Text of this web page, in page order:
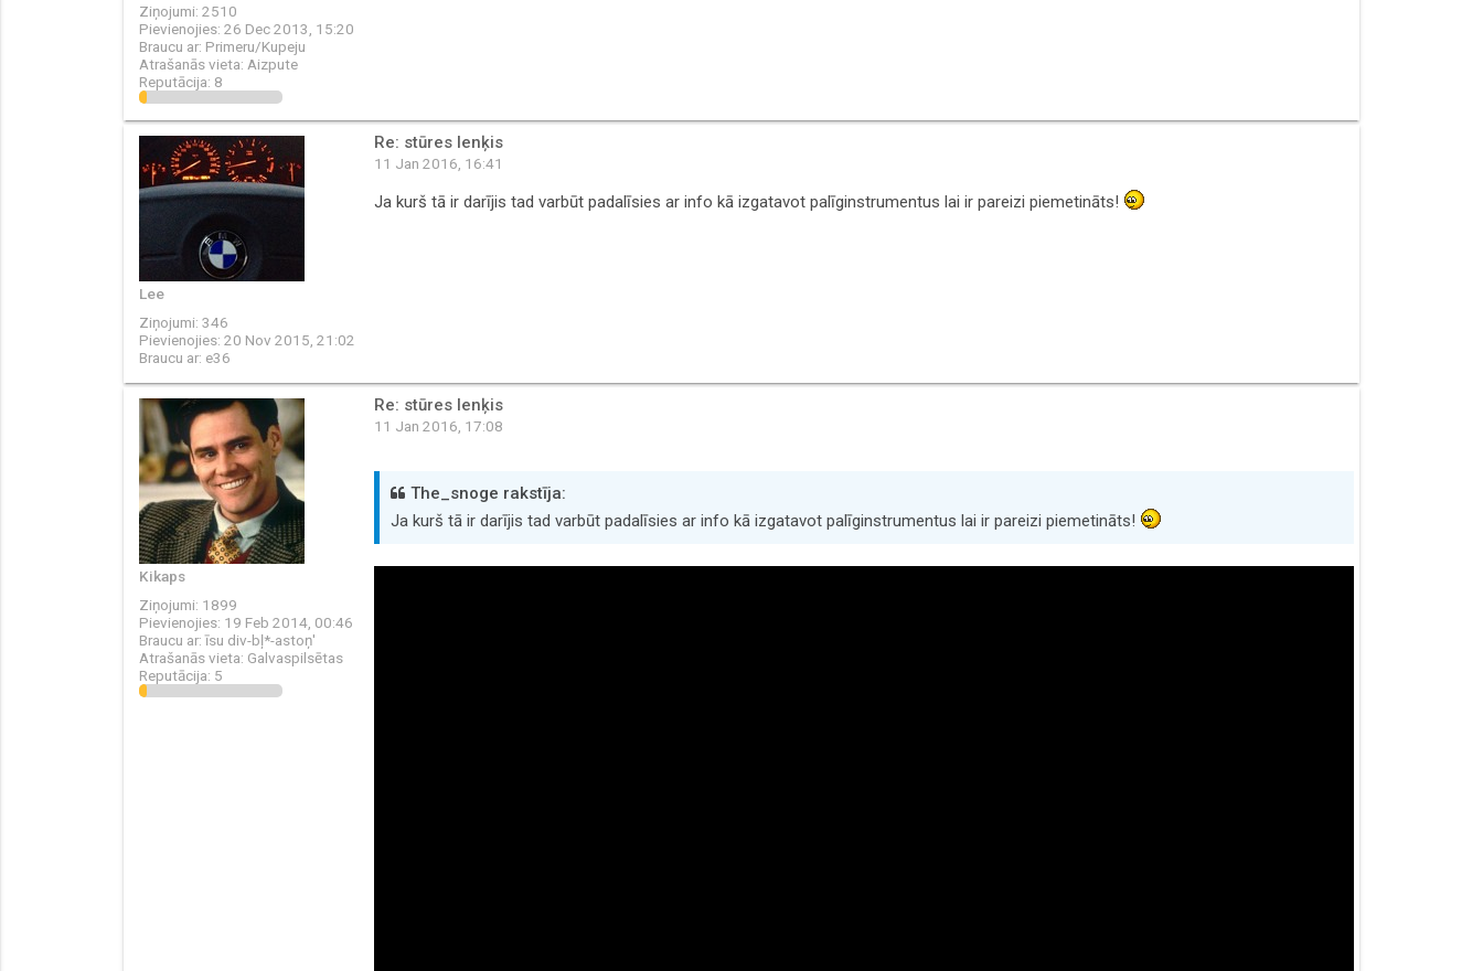
Ziņojumi: 2510
Pievienojies: 26 Dec 2013, 15:20
Braucu ar: Primeru/Kupeju
Atrašanās vieta: Aizpute
Reputācija: 8
Lee
Ziņojumi: 346
Pievienojies: 20 Nov 2015, 21:02
Braucu ar: e36
Re: stūres lenķis
11 Jan 2016, 16:41
Ja kurš tā ir darījis tad varbūt padalīsies ar info kā izgatavot palīginstrumentus lai ir pareizi piemetināts!
Kikaps
Ziņojumi: 1899
Pievienojies: 19 Feb 2014, 00:46
Braucu ar:īsu div-bļ*-astoņ'
Atrašanās vieta: Galvaspilsētas
Reputācija: 5
Re: stūres lenķis
11 Jan 2016, 17:08
The_snoge rakstīja:
Ja kurš tā ir darījis tad varbūt padalīsies ar info kā izgatavot palīginstrumentus lai ir pareizi piemetināts!